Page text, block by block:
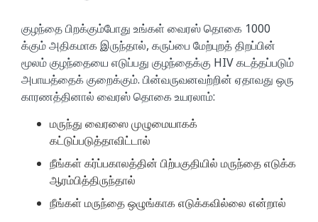
குழந்தை பிறக்கும்போது உங்கள் வைரஸ் தொகை 1000
க்கும் அதிகமாக இருந்தால், கருப்பை மேற்புறத் திறப்பின்
மூலம் குழந்தையை எடுப்பது குழந்தைக்கு HIV கடத்தப்படும்
அபாயத்தைக் குறைக்கும். பின்வருவனவற்றின் ஏதாவது ஒரு
காரணத்தினால் வைரஸ் தொகை உயரலாம்:
மருந்து வைரஸை முழுமையாகக்
கட்டுப்படுத்தாவிட்டால்
நீங்கள் கர்ப்பகாலத்தின் பிற்பகுதியில் மருந்தை எடுக்க
ஆரம்பித்திருந்தால்
நீங்கள் மருந்தை ஒழுங்காக எடுக்கவில்லை என்றால்